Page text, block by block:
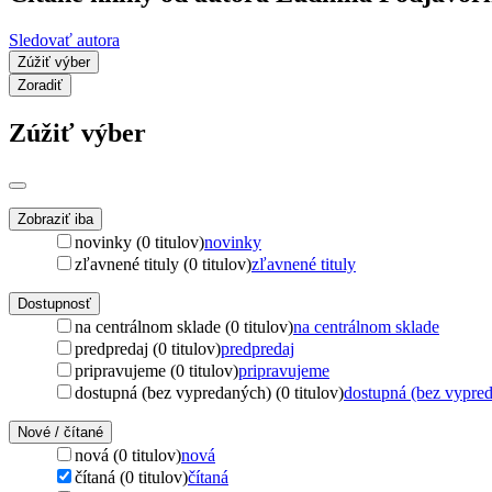
Sledovať autora
Zúžiť výber
Zoradiť
Zúžiť výber
Zobraziť iba
novinky (0 titulov)novinky
zľavnené tituly (0 titulov)zľavnené tituly
Dostupnosť
na centrálnom sklade (0 titulov)na centrálnom sklade
predpredaj (0 titulov)predpredaj
pripravujeme (0 titulov)pripravujeme
dostupná (bez vypredaných) (0 titulov)dostupná (bez
Nové / čítané
nová (0 titulov)nová
čítaná (0 titulov)čítaná